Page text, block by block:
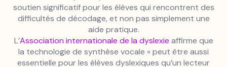
soutien significatif pour les élèves qui rencontrent des
difficultés de décodage, et non pas simplement une
aide pratique.
L’Association internationale de la dyslexie affirme que
la technologie de synthèse vocale « peut être aussi
essentielle pour les élèves dyslexiques qu’un lecteur